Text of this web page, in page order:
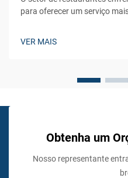
para oferecer um serviço
VER MAIS
Obtenha um
Nosso representante